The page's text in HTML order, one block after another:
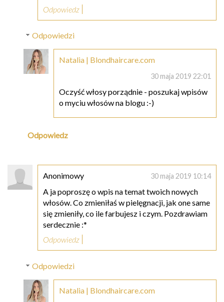
Odpowiedz
Odpowiedzi
Natalia | Blondhaircare.com
30 maja 2019 22:01
Oczyść włosy porządnie - poszukaj wpisów
o myciu włosów na blogu :-)
Odpowiedz
Anonimowy 30 maja 2019 10:14
A ja poproszę o wpis na temat twoich nowych
włosów. Co zmieniłaś w pielęgnacji, jak one same
się zmieniły, co ile farbujesz i czym. Pozdrawiam
serdecznie :*
Odpowiedz
Odpowiedzi
Natalia | Blondhaircare.com